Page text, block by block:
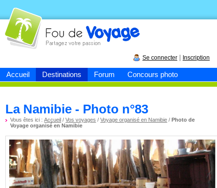
Accueil Destinations Forum Concours photo
Fou devoyage
Se connecter Inscription
La Namibie - Photo n°83
Vous êtes ici :Accueil /Vos voyages /Voyage organisé en Namibie /Photo de
Voyage organisé en Namibie